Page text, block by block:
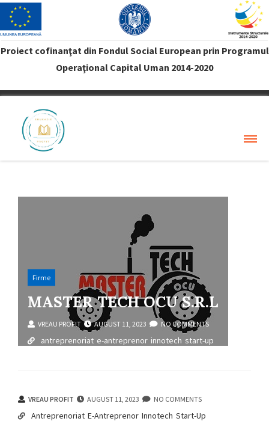
Proiect cofinanţat din Fondul Social European prin Programul
Operaţional Capital Uman 2014-2020
VREAU PROFIT
Firme
MASTER TECH OCU S.R.L
VREAU PROFIT AUGUST 11, 2023 NO COMMENTS
antreprenoriat e-antreprenor innotech start-up
VREAU PROFIT AUGUST 11, 2023 NO COMMENTS
Antreprenoriat E-Antreprenor Innotech Start-Up